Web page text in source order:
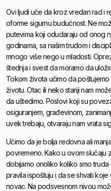
Ovi ljudi uče da kroz vredan rad i
oforme sigurnu budućnost. Ne
putevima koji odudaraju od onog
godinama, sa našim trudom i
mnogo više nego u mladosti.
štednja i svest da moramo da
Tokom života učimo da
životu. Otac ili neko stariji nam
da uštedimo. Poslovi koji su
osiguranjem, građevinom,
uvek trebaju, otvaraju nam vrata
Učimo da je bolja redovna ali
povremeno. Kako u ovom slučaju
dobijamo onoliko koliko smo
pravila ispoštuju i da se shvati
novac. Na podsvesnom nivou